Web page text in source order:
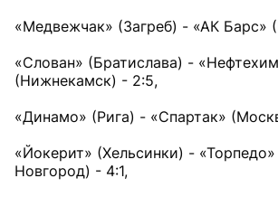
«Медвежчак» (Загреб) - «АК Барс»
«Слован» (Братислава) -
(Нижнекамск) - 2:5,
«Динамо» (Рига) - «Спартак»
«Йокерит» (Хельсинки) -
Новгород) - 4:1,